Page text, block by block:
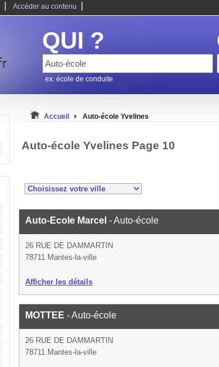
Accéder au contenu
QUI ?
ex: école de conduite
Accueil Auto-école Yvelines
Auto-école Yvelines Page 10
Auto-Ecole Marcel - Auto-école
26 RUE DE DAMMARTIN
78711 Mantes-la-ville
Afficher les détails
MOTTEE - Auto-école
26 RUE DE DAMMARTIN
78711 Mantes-la-ville